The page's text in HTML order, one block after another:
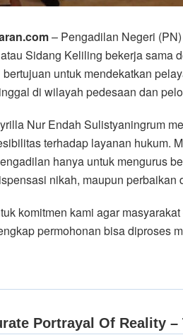
– Pengadilan Negeri
Sidang Keliling bekerja sama
untuk mendekatkan
di wilayah pedesaan dan
Nur Endah Sulistyaningrum
terhadap layanan hukum.
hanya untuk mengurus
nikah, maupun perbaikan
komitmen kami agar
permohonan bisa diproses